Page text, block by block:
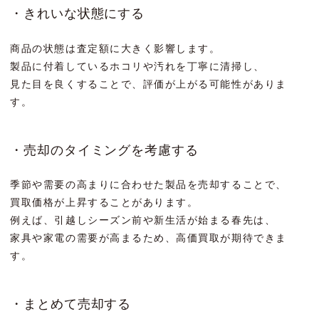
・きれいな状態にする
商品の状態は査定額に大きく影響します。
製品に付着しているホコリや汚れを丁寧に清掃し、
見た目を良くすることで、評価が上がる可能性がありま
す。
・売却のタイミングを考慮する
季節や需要の高まりに合わせた製品を売却することで、
買取価格が上昇することがあります。
例えば、引越しシーズン前や新生活が始まる春先は、
家具や家電の需要が高まるため、高価買取が期待できま
す。
・まとめて売却する